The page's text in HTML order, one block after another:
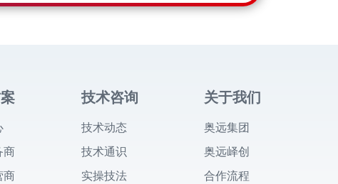
商
商
技术咨询
技术动态
技术通识
实操技法
关于我们
奥远集团
奥远峄创
合作流程